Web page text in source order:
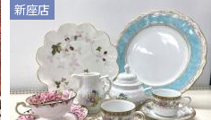
新座店